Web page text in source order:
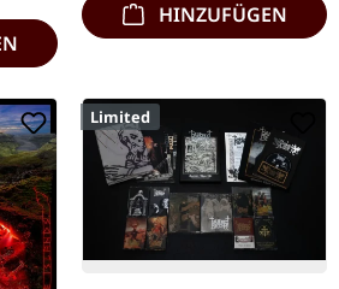
HINZUFÜGEN
Limited